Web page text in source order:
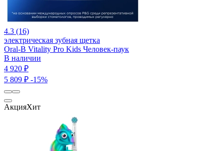
4.3 (16)
электрическая зубная щетка
Oral-B Vitality Pro Kids Человек-паук
В наличии
4 920 ₽
5 809 ₽ -15%
АкцияХит